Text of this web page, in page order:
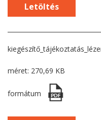
Letöltés
méret: 270,69 KB
formátum